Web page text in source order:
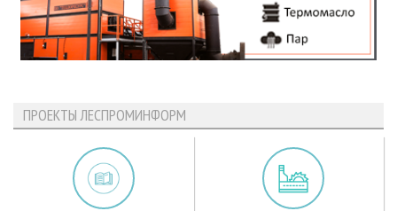
ПРОЕКТЫ ЛЕСПРОМИНФОРМ